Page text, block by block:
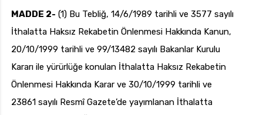
MADDE 2- (1) Bu Tebliğ, 14/6/1989 tarihli ve 3577 sayılı
İthalatta Haksız Rekabetin Önlenmesi Hakkında Kanun,
20/10/1999 tarihli ve 99/13482 sayılı Bakanlar Kurulu
Kararı ile yürürlüğe konulan İthalatta Haksız Rekabetin
Önlenmesi Hakkında Karar ve 30/10/1999 tarihli ve
23861 sayılı Resmî Gazete’de yayımlanan İthalatta